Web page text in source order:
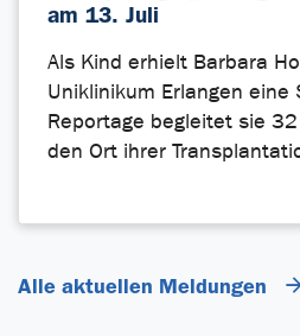
am 13. Juli
Als Kind erhielt Barbara
Uniklinikum Erlangen eine
Reportage begleitet sie
den Ort ihrer
Alle aktuellen Meldungen